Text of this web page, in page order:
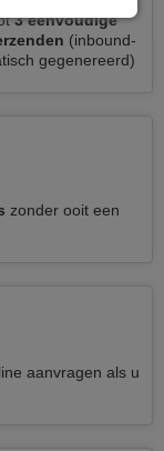
3 eenvoudige
(inbound-
gegenereerd)
zonder ooit een
aanvragen als u